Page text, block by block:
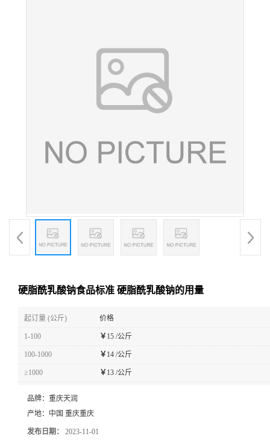
硬脂酰乳酸钠食品标准 硬脂酰乳酸钠的用量
起订量 (公斤) 价格
1-100 ￥15 /公斤
100-1000 ￥14 /公斤
≥1000 ￥13 /公斤
品牌： 重庆天润
产地： 中国 重庆重庆
发布日期： 2023-11-01